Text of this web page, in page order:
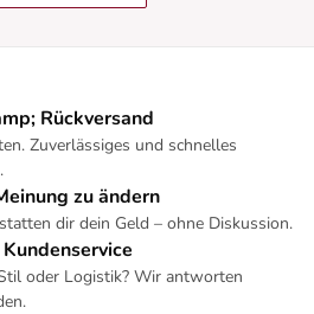
Rückversand
Zuverlässiges und schnelles
zu ändern
dir dein Geld – ohne Diskussion.
oder Logistik? Wir antworten